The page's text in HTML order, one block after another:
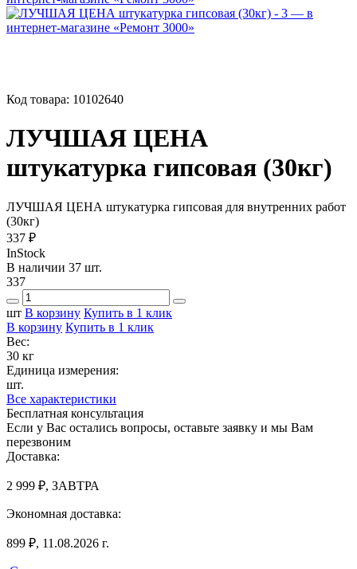
Код товара: 10102640
ЛУЧШАЯ ЦЕНА
штукатурка гипсовая (30кг)
ЛУЧШАЯ ЦЕНА штукатурка гипсовая для внутренних работ
(30кг)
337 ₽
InStock
В наличии 37 шт.
337
шт В корзину Купить в 1 клик
В корзину Купить в 1 клик
Вес:
30 кг
Единица измерения:
шт.
Все характеристики
Бесплатная консультация
Если у Вас остались вопросы, оставьте заявку и мы Вам
перезвоним
Доставка:
2 999 ₽, ЗАВТРА
Экономная доставка:
899 ₽, 11.08.2026 г.